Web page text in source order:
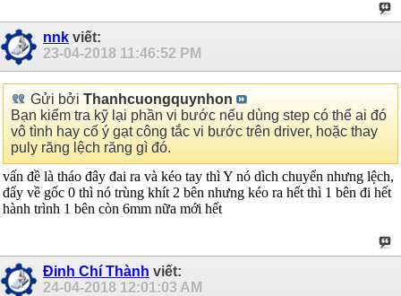
nnk viết:
23-04-2018 11:46:52 PM
Gửi bởi Thanhcuongquynhon
Bạn kiểm tra kỹ lại phần vi bước nếu dùng step có thể ai đó
vô tình hay cố ý gạt công tắc vi bước trên driver, hoặc thay
puly răng lệch răng gì đó.
vấn đề là tháo đây đai ra và kéo tay thì Y nó dìch chuyển nhưng lệch,
đẩy về gốc 0 thì nó trùng khít 2 bên nhưng kéo ra hết thì 1 bên đi hết
hành trình 1 bên còn 6mm nữa mới hết
Đinh Chí Thành viết:
24-04-2018 12:01:03 AM